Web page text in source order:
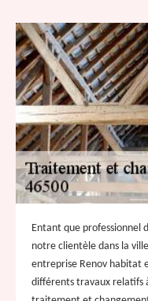
Entant que professionnel
notre clientèle dans la
entreprise Renov habitat
différents travaux relatifs